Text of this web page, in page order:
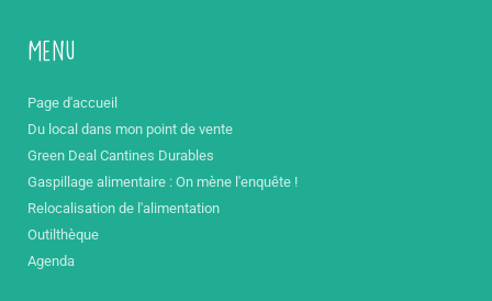
Menu
Page d'accueil
Du local dans mon point de vente
Green Deal Cantines Durables
Gaspillage alimentaire : On mène l'enquête !
Relocalisation de l'alimentation
Outilthèque
Agenda